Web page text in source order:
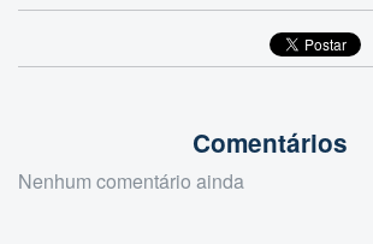
Comentários
Nenhum comentário ainda